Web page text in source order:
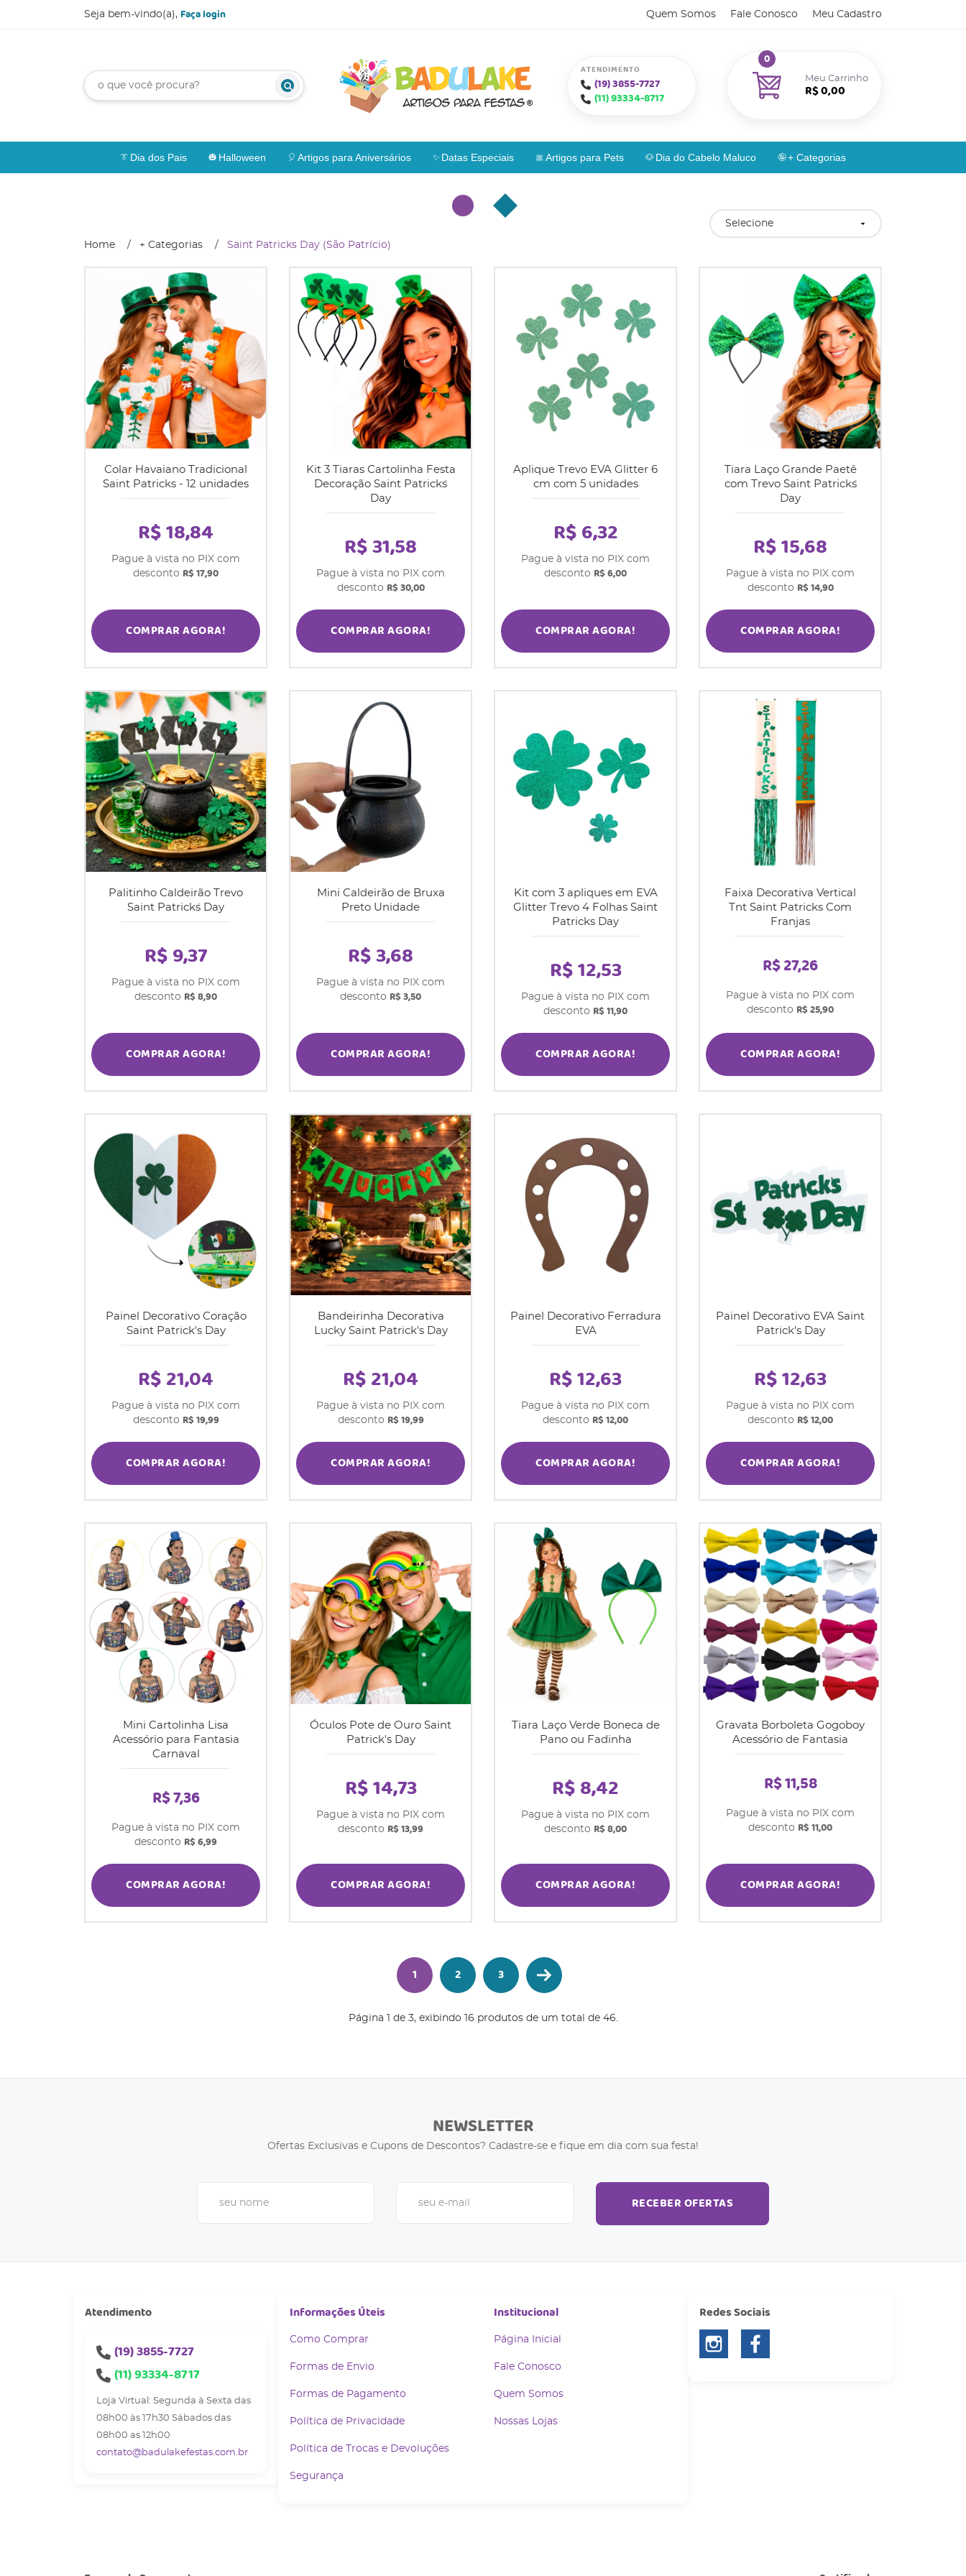
Seja bem-vindo(a), Faça login Quem Somos Fale Conosco Meu Cadastro
ATENDIMENTO
(19)3855-7727
(11)93334-8717
Meu Carrinho
0
R$ 0,00
Dia dos Pais Halloween Artigos para Aniversários Datas Especiais Artigos para Pets Dia do Cabelo Maluco + Categorias
Home + Categorias Saint Patricks Day (São Patrício)
Selecione
Colar Havaiano Tradicional
Saint Patricks - 12 unidades
R$ 18,84
Pague à vista no PIX com
desconto R$ 17,90
COMPRAR AGORA!
Kit 3 Tiaras Cartolinha Festa
Decoração Saint Patrick´s
Day
R$ 31,58
Pague à vista no PIX com
desconto R$ 30,00
COMPRAR AGORA!
Aplique Trevo EVA Glitter 6
cm com 5 unidades
R$ 6,32
Pague à vista no PIX com
desconto R$ 6,00
COMPRAR AGORA!
Tiara Laço Grande Paetê
com Trevo Saint Patrick´s
Day
R$ 15,68
Pague à vista no PIX com
desconto R$ 14,90
COMPRAR AGORA!
Palitinho Caldeirão Trevo
Saint Patrick´s Day
R$ 9,37
Pague à vista no PIX com
desconto R$ 8,90
COMPRAR AGORA!
Mini Caldeirão de Bruxa
Preto Unidade
R$ 3,68
Pague à vista no PIX com
desconto R$ 3,50
COMPRAR AGORA!
Kit com 3 apliques em EVA
Glitter Trevo 4 Folhas Saint
Patricks Day
R$ 12,53
Pague à vista no PIX com
desconto R$ 11,90
COMPRAR AGORA!
Faixa Decorativa Vertical
Tnt Saint Patricks Com
Franjas
R$ 27,26
Pague à vista no PIX com
desconto R$ 25,90
COMPRAR AGORA!
Painel Decorativo Coração
Saint Patrick's Day
R$ 21,04
Pague à vista no PIX com
desconto R$ 19,99
COMPRAR AGORA!
Bandeirinha Decorativa
Lucky Saint Patrick's Day
R$ 21,04
Pague à vista no PIX com
desconto R$ 19,99
COMPRAR AGORA!
Painel Decorativo Ferradura
EVA
R$ 12,63
Pague à vista no PIX com
desconto R$ 12,00
COMPRAR AGORA!
Painel Decorativo EVA Saint
Patrick's Day
R$ 12,63
Pague à vista no PIX com
desconto R$ 12,00
COMPRAR AGORA!
Mini Cartolinha Lisa
Acessório para Fantasia
Carnaval
R$ 7,36
Pague à vista no PIX com
desconto R$ 6,99
COMPRAR AGORA!
Óculos Pote de Ouro Saint
Patrick's Day
R$ 14,73
Pague à vista no PIX com
desconto R$ 13,99
COMPRAR AGORA!
Tiara Laço Verde Boneca de
Pano ou Fadinha
R$ 8,42
Pague à vista no PIX com
desconto R$ 8,00
COMPRAR AGORA!
Gravata Borboleta Gogoboy
Acessório de Fantasia
R$ 11,58
Pague à vista no PIX com
desconto R$ 11,00
COMPRAR AGORA!
1 2 3
Página 1 de 3, exibindo 16 produtos de um total de 46.
NEWSLETTER
Ofertas Exclusivas e Cupons de Descontos? Cadastre-se e fique em dia com sua festa!
RECEBER OFERTAS
Atendimento
(19)3855-7727
(11)93334-8717
Loja Virtual: Segunda à Sexta das
08h00 às 17h30 Sábados das
08h00 as 12h00
contato@badulakefestas.com.br
Informações Úteis
Como Comprar
Formas de Envio
Formas de Pagamento
Política de Privacidade
Política de Trocas e Devoluções
Segurança
Institucional
Página Inicial
Fale Conosco
Quem Somos
Nossas Lojas
Redes Sociais